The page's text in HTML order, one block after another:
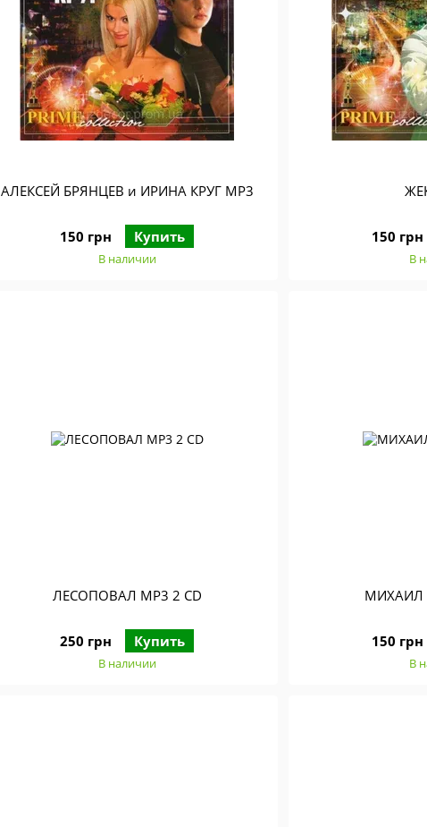
АЛЕКСЕЙ БРЯНЦЕВ и ИРИНА КРУГ MP3
150 грн Купить
В наличии
150 грн
В
ЛЕСОПОВАЛ MP3 2 CD
250 грн Купить
В наличии
МИХАИЛ
150 грн
В